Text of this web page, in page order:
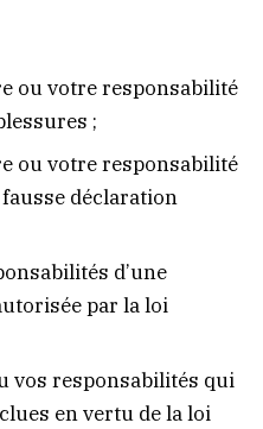
ou votre responsabilité
;
ou votre responsabilité
déclaration
d’une
par la loi
vos responsabilités qui
en vertu de la loi